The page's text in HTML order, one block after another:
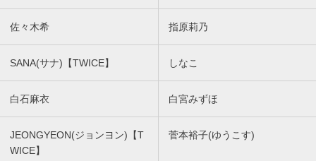
佐々木希 指原莉乃
SANA(サナ)【TWICE】 しなこ
白石麻衣 白宮みずほ
JEONGYEON(ジョンヨン)【T
WICE】
菅本裕子(ゆうこす)